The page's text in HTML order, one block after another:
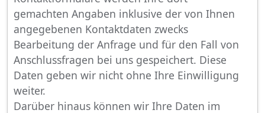
gemachten Angaben inklusive der von Ihnen
angegebenen Kontaktdaten zwecks
Bearbeitung der Anfrage und für den Fall von
Anschlussfragen bei uns gespeichert. Diese
Daten geben wir nicht ohne Ihre Einwilligung
weiter.
Darüber hinaus können wir Ihre Daten im